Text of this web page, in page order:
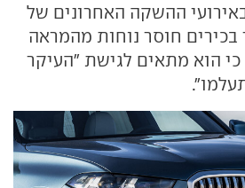
ההשקה האחרונים של
חוסר נוחות מהמראה
הוא מתאים לגישת "העיקר